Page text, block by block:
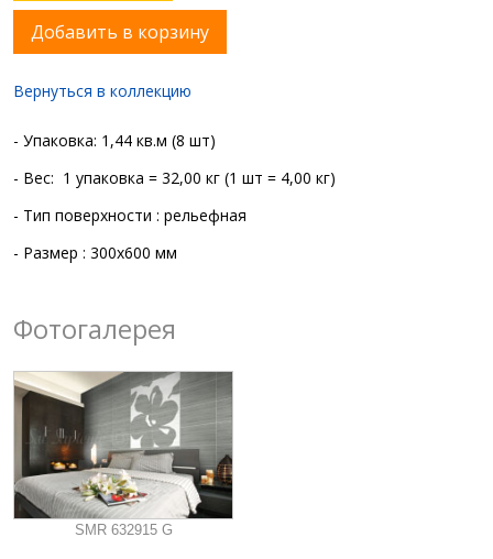
Добавить в корзину
Вернуться в коллекцию
- Упаковка: 1,44 кв.м (8 шт)
- Вес: 1 упаковка = 32,00 кг (1 шт = 4,00 кг)
- Тип поверхности : рельефная
- Размер : 300x600 мм
Фотогалерея
SMR 632915 G